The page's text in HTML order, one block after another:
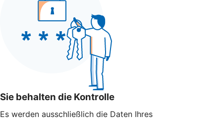
Sie behalten die Kontrolle
Es werden ausschließlich die Daten Ihres